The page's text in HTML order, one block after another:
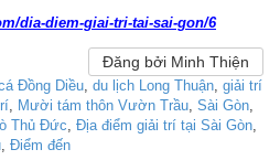
dia-diem-giai-tri-tai-sai-gon/6
Đăng bởi Minh Thiện
Đồng Diều du lịch Long Thuận giải trí
Mười tám thôn Vườn Trầu Sài Gòn
Thủ Ðức Địa điểm giải trí tại Sài Gòn
Điểm đến